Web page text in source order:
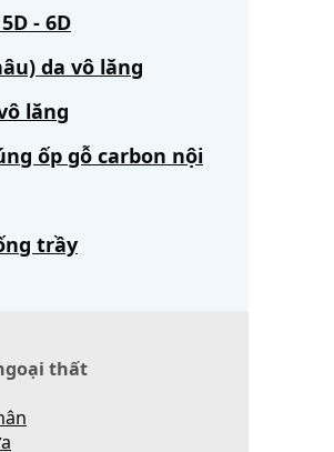
- 6D
da vô lăng
lăng
ốp gỗ carbon nội
trầy
thất